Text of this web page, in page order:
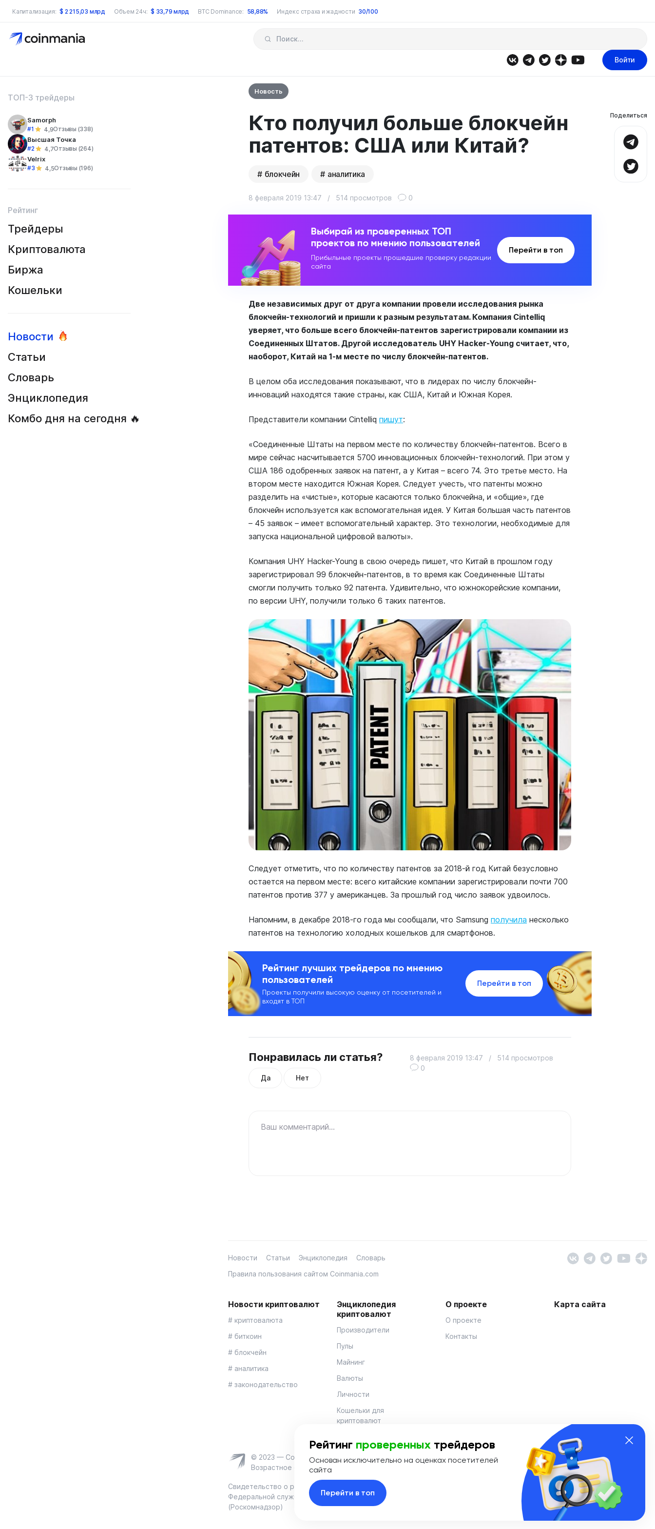
Капитализация: $ 2 215,03 млрд Объем 24ч: $ 33,79 млрд BTC Dominance: 58,88% Индекс страха и жадности 30/100
по сайту
Войти
ТОП-3 трейдеры
Samorph
#1 4,9Отзывы (338)
Высшая Точка
#2 4,7Отзывы (264)
Velrix
#3 4,5Отзывы (196)
Рейтинг
Трейдеры
Криптовалюта
Биржа
Кошельки
Новости
Статьи
Словарь
Энциклопедия
Комбо дня на сегодня 🔥
Новость
Кто получил больше блокчейн
патентов: США или Китай?
блокчейн аналитика
8 февраля 2019 13:47 / 514 просмотров 0
Выбирай из проверенных ТОП
проектов по мнению пользователей
Прибыльные проекты прошедшие проверку редакции
сайта
Перейти в топ
Две независимых друг от друга компании провели исследования рынка
блокчейн-технологий и пришли к разным результатам. Компания Сintelliq
уверяет, что больше всего блокчейн-патентов зарегистрировали компании из
Соединенных Штатов. Другой исследователь UHY Hacker-Young считает, что,
наоборот, Китай на 1-м месте по числу блокчейн-патентов.
В целом оба исследования показывают, что в лидерах по числу блокчейн-
инноваций находятся такие страны, как США, Китай и Южная Корея.
Представители компании Сintelliq пишут:
«Соединенные Штаты на первом месте по количеству блокчейн-патентов. Всего в
мире сейчас насчитывается 5700 инновационных блокчейн-технологий. При этом у
США 186 одобренных заявок на патент, а у Китая – всего 74. Это третье место. На
втором месте находится Южная Корея. Следует учесть, что патенты можно
разделить на «чистые», которые касаются только блокчейна, и «общие», где
блокчейн используется как вспомогательная идея. У Китая большая часть патентов
– 45 заявок – имеет вспомогательный характер. Это технологии, необходимые для
запуска национальной цифровой валюты».
Компания UHY Hacker-Young в свою очередь пишет, что Китай в прошлом году
зарегистрировал 99 блокчейн-патентов, в то время как Соединенные Штаты
смогли получить только 92 патента. Удивительно, что южнокорейские компании,
по версии UHY, получили только 6 таких патентов.
Следует отметить, что по количеству патентов за 2018-й год Китай безусловно
остается на первом месте: всего китайские компании зарегистрировали почти 700
патентов против 377 у американцев. За прошлый год число заявок удвоилось.
Напомним, в декабре 2018-го года мы сообщали, что Samsung получила несколько
патентов на технологию холодных кошельков для смартфонов.
Рейтинг лучших трейдеров по мнению
пользователей
Проекты получили высокую оценку от посетителей и
входят в ТОП
Перейти в топ
Понравилась ли статья?
Да Нет
8 февраля 2019 13:47 /
514 просмотров
0
Ваш комментарий...
Поделиться
Новости Статьи Энциклопедия
Словарь
Правила пользования сайтом Coinmania.com
Новости криптовалют
# криптовалюта
# биткоин
# блокчейн
# аналитика
# законодательство
Энциклопедия
криптовалют
Производители
Пулы
Майнинг
Валюты
Личности
Кошельки для
криптовалют
О проекте
О проекте
Контакты
Карта сайта
© 2023 — Coinmania
Возрастное ограничение 16+
Свидетельство о регистрации средства массовой информации Эл № ФС 77-74908 от «25» января 2019 г. Выдано
Федеральной службой по надзору в сфере связи, информационных технологий и массовых коммуникаций
(Роскомнадзор)
Рейтинг проверенных трейдеров
Основан исключительно на оценках посетителей
сайта
Перейти в топ